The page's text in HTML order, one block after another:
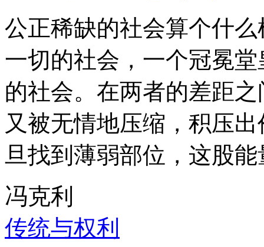
公正稀缺的社会算个什
一切的社会，一个冠冕
的社会。在两者的差距
又被无情地压缩，积压
旦找到薄弱部位，这股
冯克利
传统与权利